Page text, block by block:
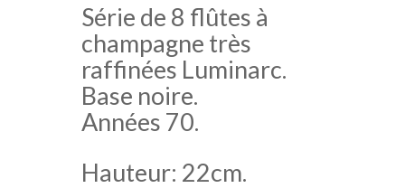
Série de 8 flûtes à
champagne très
raffinées Luminarc.
Base noire.
Années 70.
Hauteur: 22cm.